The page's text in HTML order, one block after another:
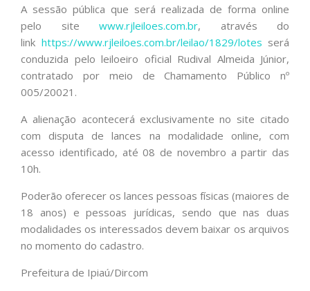
A sessão pública que será realizada de forma online
pelo site www.rjleiloes.com.br, através do
link https://www.rjleiloes.com.br/leilao/1829/lotes será
conduzida pelo leiloeiro oficial Rudival Almeida Júnior,
contratado por meio de Chamamento Público nº
005/20021.
A alienação acontecerá exclusivamente no site citado
com disputa de lances na modalidade online, com
acesso identificado, até 08 de novembro a partir das
10h.
Poderão oferecer os lances pessoas físicas (maiores de
18 anos) e pessoas jurídicas, sendo que nas duas
modalidades os interessados devem baixar os arquivos
no momento do cadastro.
Prefeitura de Ipiaú/Dircom